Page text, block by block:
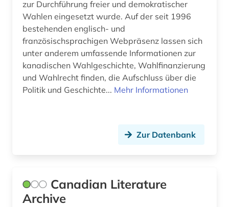
zur Durchführung freier und demokratischer
Wahlen eingesetzt wurde. Auf der seit 1996
bestehenden englisch- und
französischsprachigen Webpräsenz lassen sich
unter anderem umfassende Informationen zur
kanadischen Wahlgeschichte, Wahlfinanzierung
und Wahlrecht finden, die Aufschluss über die
Politik und Geschichte... Mehr Informationen
Zur Datenbank
Canadian Literature
Archive